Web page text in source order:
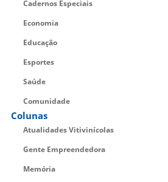
Cadernos Especiais
Economia
Educação
Esportes
Saúde
Comunidade
Colunas
Atualidades Vitivinícolas
Gente Empreendedora
Memória